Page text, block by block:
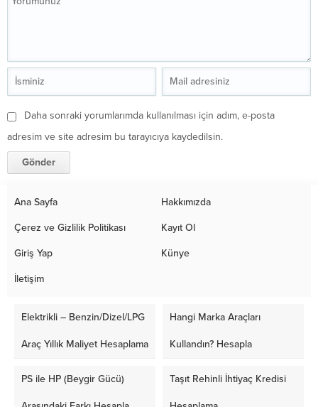
Daha sonraki yorumlarımda kullanılması için adım, e-posta
adresim ve site adresim bu tarayıcıya kaydedilsin.
Ana Sayfa Hakkımızda
Çerez ve Gizlilik Politikası Kayıt Ol
Giriş Yap Künye
İletişim
Elektrikli – Benzin/Dizel/LPG
Araç Yıllık Maliyet Hesaplama
Hangi Marka Araçları
Kullandın? Hesapla
PS ile HP (Beygir Gücü) Taşıt Rehinli İhtiyaç Kredisi